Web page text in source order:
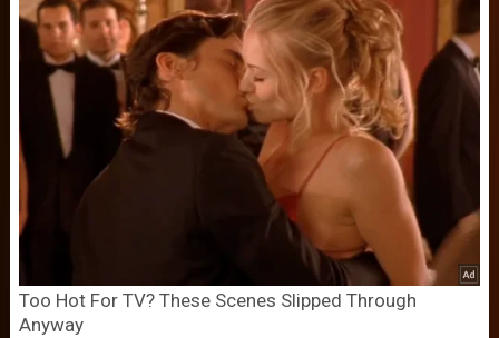
Too Hot For TV? These Scenes Slipped Through
Anyway